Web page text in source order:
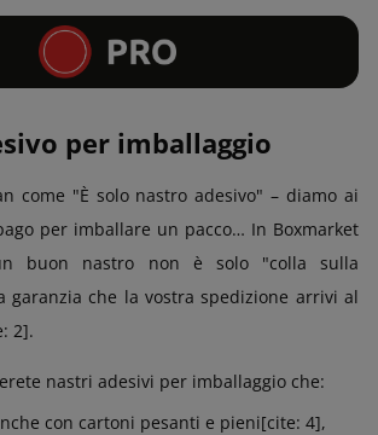
per imballaggio
come "È solo nastro adesivo" – diamo ai
per imballare un pacco… In Boxmarket
buon nastro non è solo "colla sulla
garanzia che la vostra spedizione arrivi al
2].
nastri adesivi per imballaggio che:
con cartoni pesanti e pieni[cite: 4],